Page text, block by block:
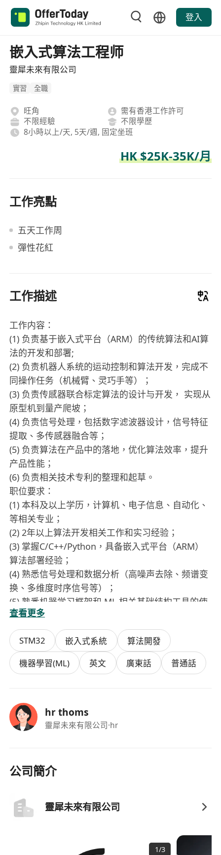
登入
嵌入式算法工程师
靈犀未來有限公司
實習 全職
旺角
需有香港工作許可
不限經驗
不限學歷
8小時以上/天, 5天/週, 固定坐班
HK $25K-35K/月
工作亮點
五天工作周
彈性花紅
工作描述
工作内容：
(1) 负责基于嵌入式平台（ARM）的传统算法和AI算
法的开发和部署;
(2) 负责机器人系统的运动控制和算法开发，完成不
同操作任务（机械臂、灵巧手等）；
(3) 负责传感器联合标定算法的设计与开发， 实现从
原型机到量产爬坡；
(4) 负责信号处理，包括数字滤波器设计，信号特征
提取、多传感器融合等；
(5) 负责算法在产品中的落地，优化算法效率，提升
产品性能；
(6) 负责相关技术专利的整理和起草。
职位要求：
(1) 本科及以上学历，计算机、电子信息、自动化、
等相关专业；
(2) 2年以上算法开发相关工作和实习经验；
(3) 掌握C/C++/Python，具备嵌入式平台（ARM）
算法部署经验；
(4) 熟悉信号处理和数据分析（高噪声去除、频谱变
换、多维度时序信号等）；
(5) 熟悉机器学习框架和 ML 相关基础结构工具的使
用经验；
(6) 具备中英文书面及普通话口语沟通能力；
(7)须持有或能在入职前获取在香港合法工作的权
利，工作地点在深圳市南山；
(8)优先考虑：
● 具备机器人行业经验者；
● 悉触觉传感技术路线（电阻式、电容式、光学
查看更多
STM32 嵌入式系統
算法開發
機器學習(ML)
英文 廣東話 普通話
hr thoms
靈犀未來有限公司·hr
公司簡介
靈犀未來有限公司
1/3